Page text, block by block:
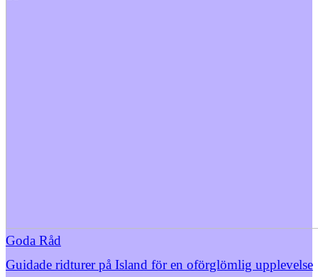
Goda Råd
Guidade ridturer på Island för en oförglömlig upplevelse